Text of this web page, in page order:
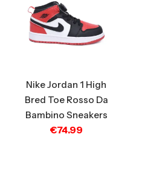
Nike Jordan 1 High
Bred Toe Rosso Da
Bambino Sneakers
€74.99